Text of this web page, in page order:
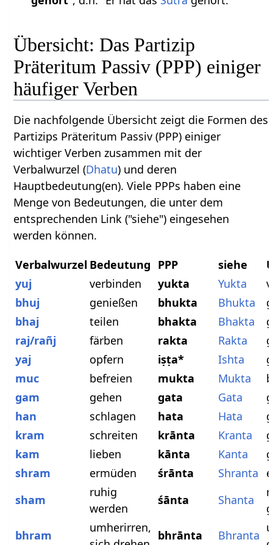
Übersicht: Das Partizip
Präteritum Passiv (PPP) einiger
häufiger Verben
Die nachfolgende Übersicht zeigt die Formen des
Partizips Präteritum Passiv (PPP) einiger
wichtiger Verben zusammen mit der
Verbalwurzel (Dhatu) und deren
Hauptbedeutung(en). Viele PPPs haben eine
Menge von Bedeutungen, die unter dem
entsprechenden Link ("siehe") eingesehen
werden können.
Verbalwurzel Bedeutung PPP siehe
yuj
verbinden yukta Yukta
bhuj
genießen bhukta Bhukta
bhaj
teilen bhakta Bhakta
raj/rañj
färben rakta Rakta
yaj
opfern iṣṭa* Ishta
muc
befreien mukta Mukta
gam
gehen gata Gata
han
schlagen hata Hata
kram
schreiten krānta Kranta
kam
lieben kānta Kanta
shram
ermüden śrānta Shranta
sham
ruhig
werden
śānta Shanta
bhram
umherirren,
bhrānta Bhranta